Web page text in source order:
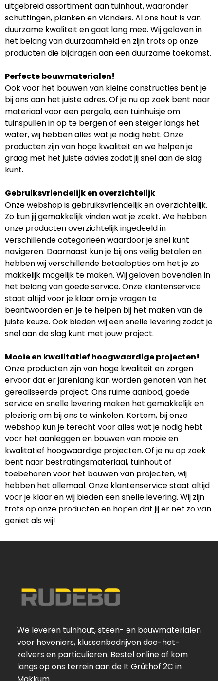
uitgebreid assortiment aan tuinhout, waaronder
schuttingen, planken en vlonders. Al ons hout is van
duurzame kwaliteit en gaat lang mee. Wij geloven in
het belang van duurzaamheid en zijn trots op onze
producten die bijdragen aan een duurzame toekomst.
Perfecte bouwmaterialen!
Ook voor het bouwen van kleine constructies bent je
bij ons aan het juiste adres. Of je nu op zoek bent naar
materiaal voor een pergola, een tuinhuisje om
tuinspullen in op te bergen of een steiger langs het
water, wij hebben alles wat je nodig hebt. Onze
producten zijn van hoge kwaliteit en we helpen je
graag met het juiste advies zodat jij snel aan de slag
kunt.
Gebruiksvriendelijk en overzichtelijk
Onze webshop is gebruiksvriendelijk en overzichtelijk.
Zo kun jij gemakkelijk vinden wat je zoekt. We hebben
onze producten overzichtelijk ingedeeld in
verschillende categorieën waardoor je snel kunt
navigeren. Daarnaast kun je bij ons veilig betalen en
hebben wij verschillende betaalopties om het je zo
makkelijk mogelijk te maken. Wij geloven bovendien in
het belang van goede service. Onze klantenservice
staat altijd voor je klaar om je vragen te
beantwoorden en je te helpen bij het maken van de
juiste keuze. Ook bieden wij een snelle levering zodat je
snel aan de slag kunt met jouw project.
Mooie en kwalitatief hoogwaardige projecten!
Onze producten zijn van hoge kwaliteit en zorgen
ervoor dat er jarenlang kan worden genoten van het
gerealiseerde project. Ons ruime aanbod, goede
service en snelle levering maken het gemakkelijk en
plezierig om bij ons te winkelen. Kortom, bij onze
webshop kun je terecht voor alles wat je nodig hebt
voor het aanleggen en bouwen van mooie en
kwalitatief hoogwaardige projecten. Of je nu op zoek
bent naar bestratingsmateriaal, tuinhout of
toebehoren voor het bouwen van projecten, wij
hebben het allemaal. Onze klantenservice staat altijd
voor je klaar en wij bieden een snelle levering. Wij zijn
trots op onze producten en hopen dat jij er net zo van
geniet als wij!
We leveren tuinhout, steen- en bouwmaterialen
voor hoveniers, klussenbedrijven doe-het-
zelvers en particulieren. Bestel online of kom
langs op ons terrein aan de It Grûthof 2C in
Makkum.